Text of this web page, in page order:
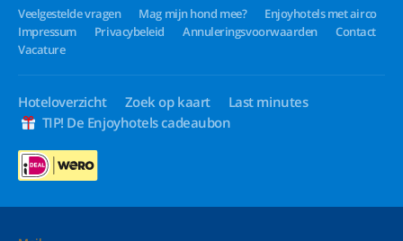
Veelgestelde vragen Mag mijn hond mee?
Enjoyhotels met airco
Impressum
Privacybeleid Annuleringsvoorwaarden
Contact
Vacature
Hoteloverzicht Zoek op kaart
Last minutes
TIP! De Enjoyhotels cadeaubon